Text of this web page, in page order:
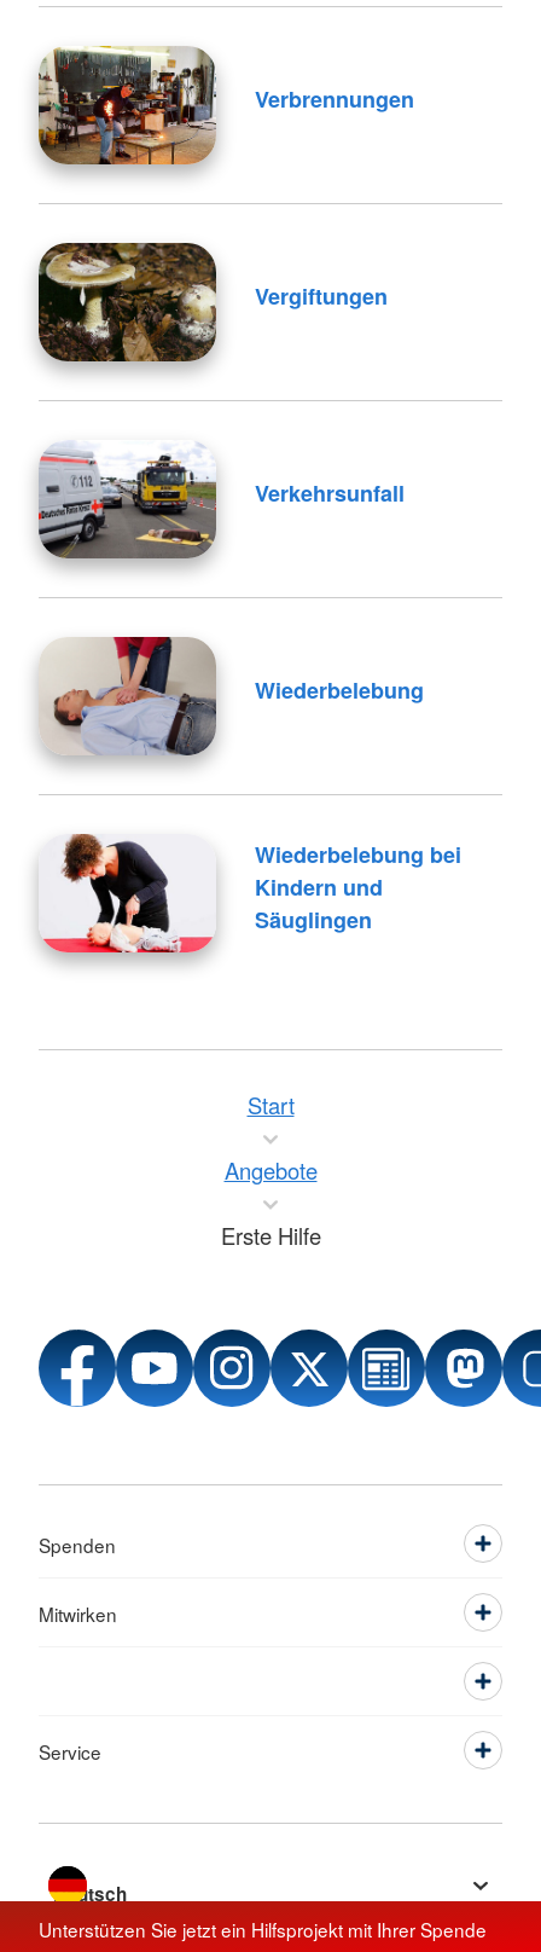
Verbrennungen
Vergiftungen
Verkehrsunfall
Wiederbelebung
Wiederbelebung bei
Kindern und
Säuglingen
Unterstützen Sie jetzt ein Hilfsprojekt mit Ihrer Spende
Start
Angebote
Erste Hilfe
Spenden
Mitwirken
Service
Sprache wechseln zu